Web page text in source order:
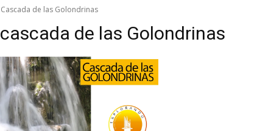
Cascada de las Golondrinas
cascada de las Golondrinas